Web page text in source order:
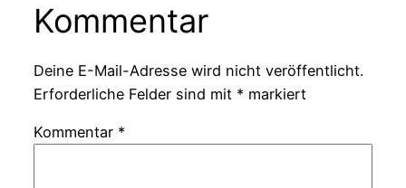
Kommentar
Deine E-Mail-Adresse wird nicht veröffentlicht.
Erforderliche Felder sind mit * markiert
Kommentar *